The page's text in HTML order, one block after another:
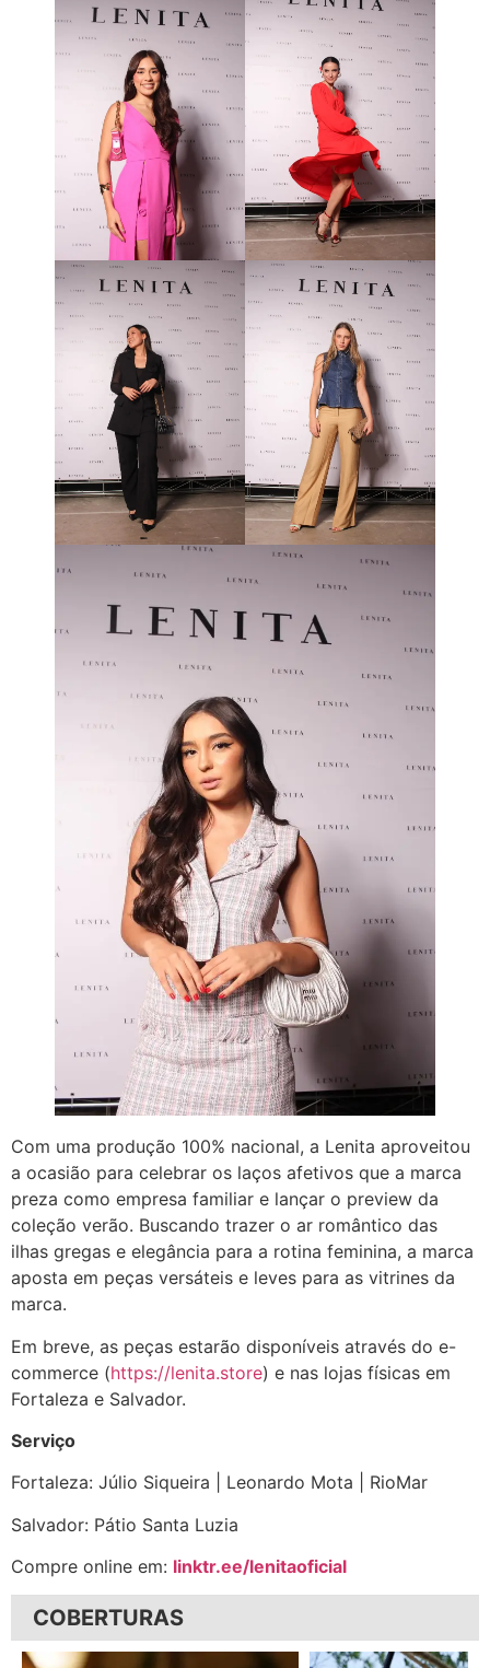
Com uma produção 100% nacional, a Lenita aproveitou
a ocasião para celebrar os laços afetivos que a marca
preza como empresa familiar e lançar o preview da
coleção verão. Buscando trazer o ar romântico das
ilhas gregas e elegância para a rotina feminina, a marca
aposta em peças versáteis e leves para as vitrines da
marca.
Em breve, as peças estarão disponíveis através do e-
commerce (https://lenita.store) e nas lojas físicas em
Fortaleza e Salvador.
Serviço
Fortaleza: Júlio Siqueira | Leonardo Mota | RioMar
Salvador: Pátio Santa Luzia
Compre online em: linktr.ee/lenitaoficial
COBERTURAS